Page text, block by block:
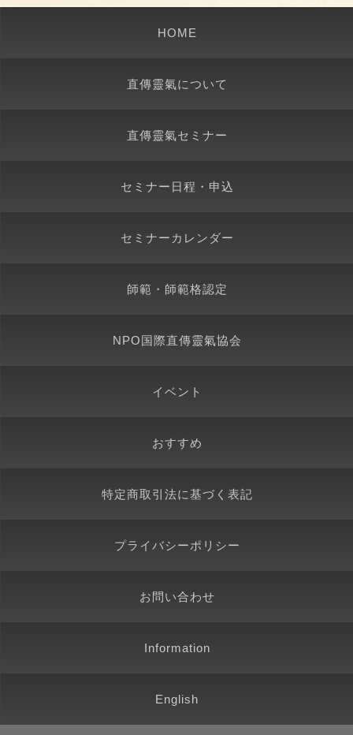
HOME
直傳靈氣について
直傳靈氣セミナー
セミナー日程・申込
セミナーカレンダー
師範・師範格認定
NPO国際直傳靈氣協会
イベント
おすすめ
特定商取引法に基づく表記
プライバシーポリシー
お問い合わせ
Information
English